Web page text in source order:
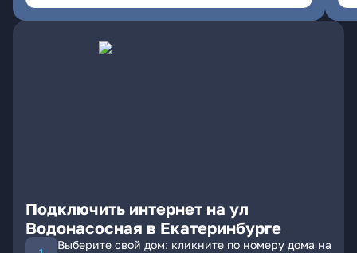
Подключить интернет на ул
Водонасосная в Екатеринбурге
Выберите свой дом: кликните по номеру дома на